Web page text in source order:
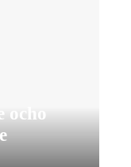
ocho